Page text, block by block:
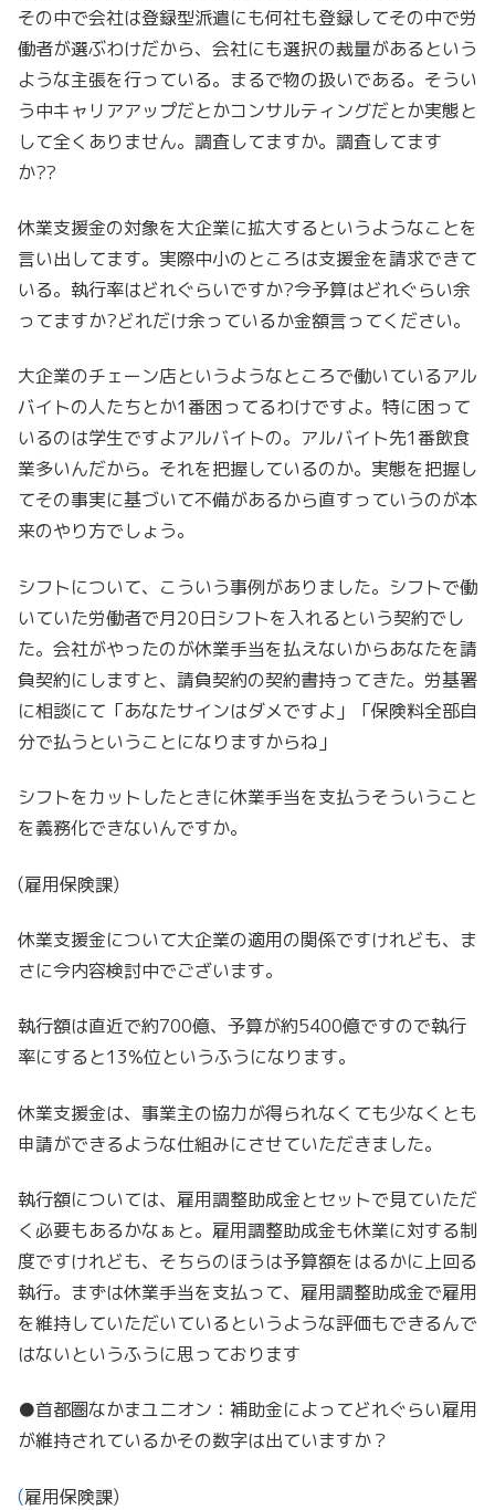
その中で会社は登録型派遣にも何社も登録してその中で労
働者が選ぶわけだから、会社にも選択の裁量があるという
ような主張を行っている。まるで物の扱いである。そうい
う中キャリアアップだとかコンサルティングだとか実態と
して全くありません。調査してますか。調査してます
か??
休業支援金の対象を大企業に拡大するというようなことを
言い出してます。実際中小のところは支援金を請求できて
いる。執行率はどれぐらいですか?今予算はどれぐらい余
ってますか?どれだけ余っているか金額言ってください。
大企業のチェーン店というようなところで働いているアル
バイトの人たちとか1番困ってるわけですよ。特に困って
いるのは学生ですよアルバイトの。アルバイト先1番飲食
業多いんだから。それを把握しているのか。実態を把握し
てその事実に基づいて不備があるから直すっていうのが本
来のやり方でしょう。
シフトについて、こういう事例がありました。シフトで働
いていた労働者で月20日シフトを入れるという契約でし
た。会社がやったのが休業手当を払えないからあなたを請
負契約にしますと、請負契約の契約書持ってきた。労基署
に相談にて「あなたサインはダメですよ」「保険料全部自
分で払うということになりますからね」
シフトをカットしたときに休業手当を支払うそういうこと
を義務化できないんですか。
(雇用保険課)
休業支援金について大企業の適用の関係ですけれども、ま
さに今内容検討中でございます。
執行額は直近で約700億、予算が約5400億ですので執行
率にすると13%位というふうになります。
休業支援金は、事業主の協力が得られなくても少なくとも
申請ができるような仕組みにさせていただきました。
執行額については、雇用調整助成金とセットで見ていただ
く必要もあるかなぁと。雇用調整助成金も休業に対する制
度ですけれども、そちらのほうは予算額をはるかに上回る
執行。まずは休業手当を支払って、雇用調整助成金で雇用
を維持していただいているというような評価もできるんで
はないというふうに思っております
●首都圏なかまユニオン：補助金によってどれぐらい雇用
が維持されているかその数字は出ていますか？
(雇用保険課)